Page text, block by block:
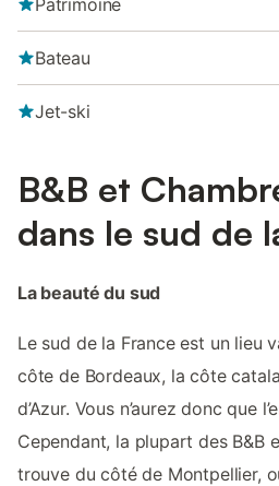
Patrimoine
Bateau
Jet-ski
B&B et
dans le sud de
La beauté du sud
Le sud de la France est un lieu
côte de Bordeaux, la côte
d’Azur. Vous n’aurez donc que
Cependant, la plupart des B&B
trouve du côté de Montpellier,